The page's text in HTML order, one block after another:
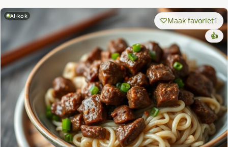
AI-kok Maak favoriet1
👍